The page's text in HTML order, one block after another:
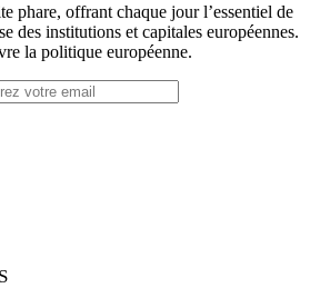
phare, offrant chaque jour l’essentiel de
des institutions et capitales européennes.
la politique européenne.